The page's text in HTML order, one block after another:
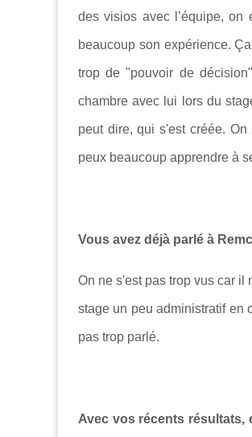
des visios avec l’équipe,
beaucoup son expérience.
trop de "pouvoir de
chambre avec lui lors du
peut dire, qui s'est créée.
peux beaucoup apprendre à
Vous avez déjà parlé à
On ne s'est pas trop vus car il
stage un peu administratif en
pas trop parlé.
Avec vos récents résultats,